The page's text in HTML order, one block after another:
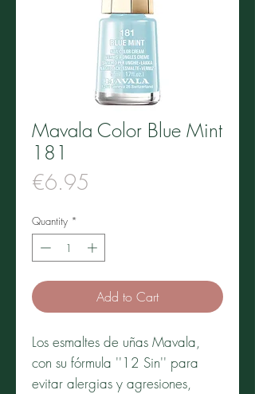
Mavala Color Blue Mint
181
€6.95
Quantity *
Add to Cart
Los esmaltes de uñas Mavala,
con su fórmula ''12 Sin'' para
evitar alergias y agresiones,